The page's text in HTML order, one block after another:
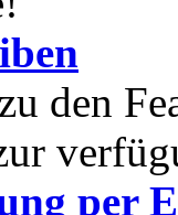
den
per